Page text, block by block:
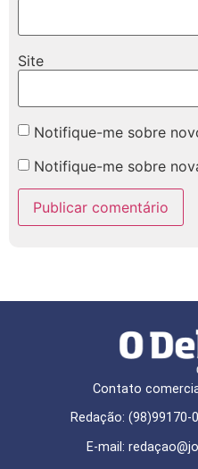
Site
Notifique-me sobre
Notifique-me sobre
Contato
Redação: (98)99170-
E-mail: